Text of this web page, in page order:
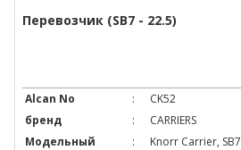
Перевозчик (SB7 - 22.5)
Alcan No :
CK52
бренд
:
CARRIERS
Модельный
:
Knorr Carrier, SB7